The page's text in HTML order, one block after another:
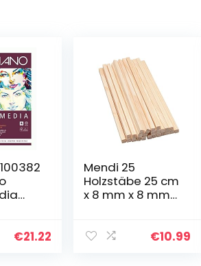
m²,
€21.22
Mendi 25
Holzstäbe 25 cm
x 8 mm x 8 mm
€10.99